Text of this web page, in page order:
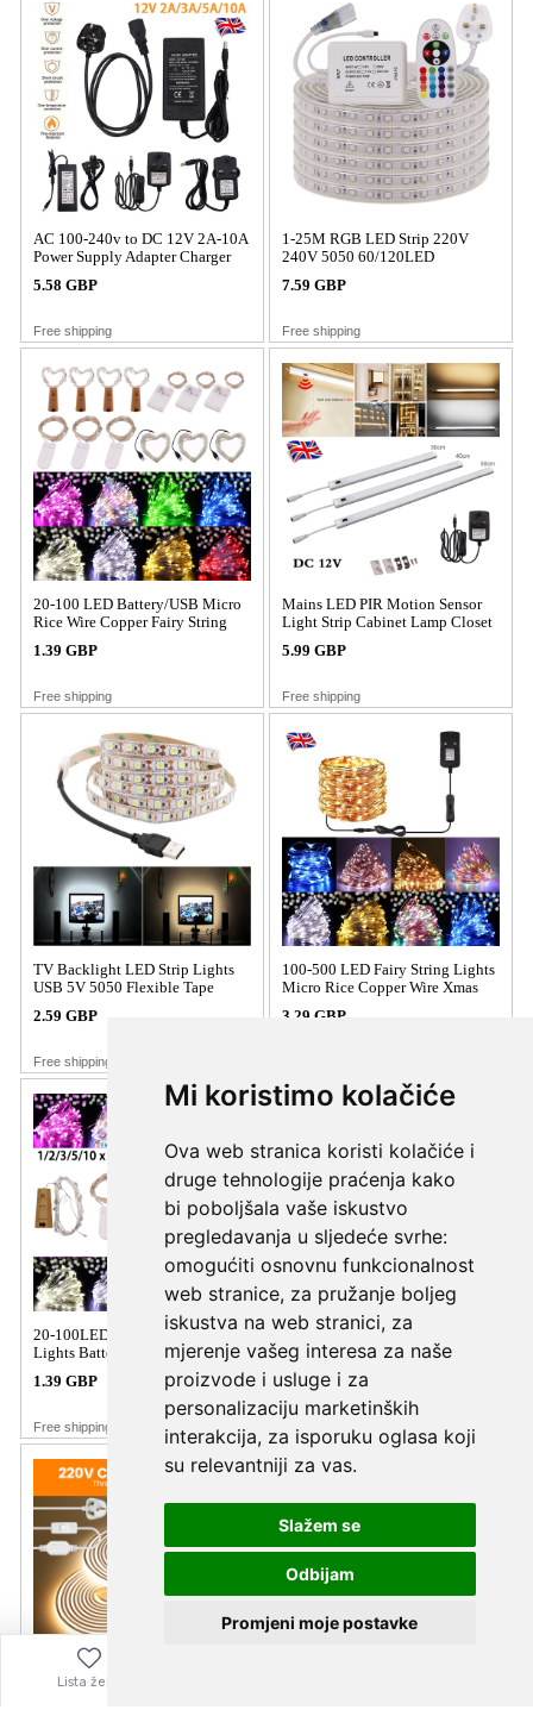
Mi koristimo kolačiće
Ova web stranica koristi kolačiće i
druge tehnologije praćenja kako
bi poboljšala vaše iskustvo
pregledavanja u sljedeće svrhe:
omogućiti osnovnu funkcionalnost
web stranice, za pružanje boljeg
iskustva na web stranici, za
mjerenje vašeg interesa za naše
proizvode i usluge i za
personalizaciju marketinških
interakcija, za isporuku oglasa koji
su relevantniji za vas.
Slažem se
Odbijam
Promjeni moje postavke
Lista želja